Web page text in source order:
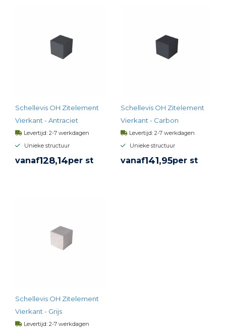
Schellevis OH Zitelement
Vierkant - Antraciet
Levertijd: 2-7 werkdagen
Unieke structuur
vanaf128,14per st
Schellevis OH Zitelement
Vierkant - Carbon
Levertijd: 2-7 werkdagen
Unieke structuur
vanaf141,95per st
Schellevis OH Zitelement
Vierkant - Grijs
Levertijd: 2-7 werkdagen